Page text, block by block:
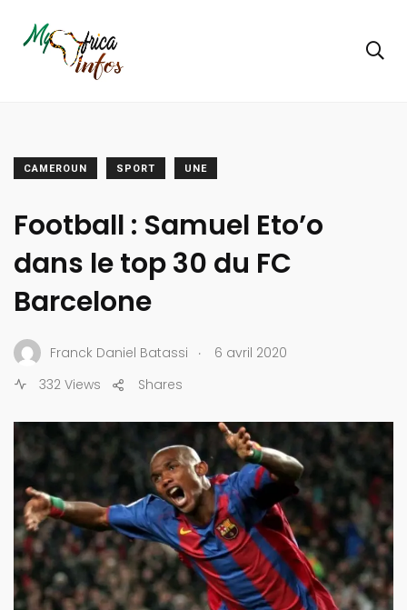
CAMEROUN SPORT UNE
Football : Samuel Eto’o
dans le top 30 du FC
Barcelone
Franck Daniel Batassi .
6 avril 2020
332 Views
Shares